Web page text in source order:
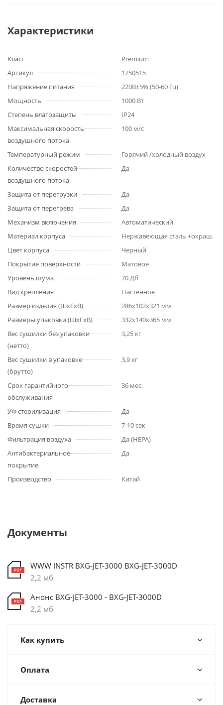
Характеристики
Класс
Premium
Артикул
1750515
Напряжение питания
220В±5% (50-60 Гц)
Мощность
1000 Вт
Степень влагозащиты
IP24
Максимальная скорость
воздушного потока
100 м/с
Температурный режим
Горячий /холодный воздух
Количество скоростей
воздушного потока
Да
Защита от перегрузки
Да
Защита от перегрева
Да
Механизм включения
Автоматический
Материал корпуса
Нержавеющая сталь +окраш.
Цвет корпуса
Черный
Покрытие поверхности
Матовое
Уровень шума
70 Дб
Вид крепления
Настенное
Размер изделия (ШхГхВ)
286x102x321 мм
Размеры упаковки (ШхГхВ)
332х140х365 мм
Вес сушилки без упаковки
(нетто)
3,25 кг
Вес сушилки в упаковке
(брутто)
3,9 кг
Срок гарантийного
обслуживания
36 мес.
УФ стерилизация
Да
Время сушки
7-10 сек
Фильтрация воздуха
Да (НЕРА)
Антибактериальное
покрытие
Да
Производство Китай
Документы
WWW INSTR BXG-JET-3000 BXG-JET-3000D
2,2 мб
Анонс BXG-JET-3000 - BXG-JET-3000D
2,2 мб
Как купить
Оплата
Доставка